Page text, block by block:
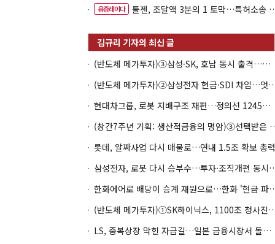
유증레이다 툴젠, 조달액 3분의 1 토막…특허소송 비용부터 챙긴다
(반도체 메가투자)③삼성·SK, 호남 동시 출격…인력·협력사 쟁탈전
(반도체 메가투자)②삼성전자 현금
현대차그룹, 로봇 지배구조 재편…정의선 1245억 추가 투입 유력
(창간7주년 기획: 생산적
롯데, 알짜사업 다시 매물로…연내 1.5조 확보 총력
삼성전자, 로봇 다시 승
한화에어로 배당이 승계 재
(반도체 메가투자)①SK하이닉스,
LS, 중복상장 막힌 자금길…일본 금융시장서 돌파구 찾나